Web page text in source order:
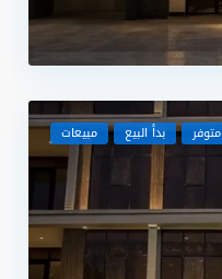
مبيعات بدأ البيع متوفر